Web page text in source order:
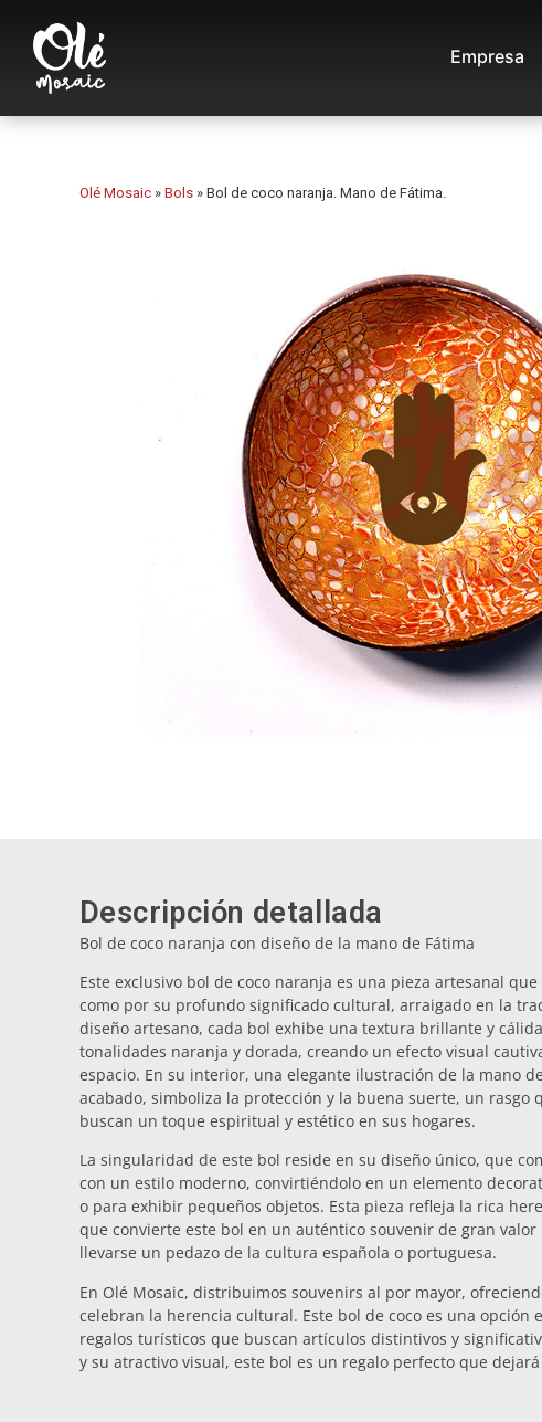
Empresa
Olé Mosaic » Bols » Bol de coco naranja. Mano de Fátima.
Descripción detallada
Bol de coco naranja con diseño de la mano de Fátima
Este exclusivo bol de coco naranja es una pieza artesanal
como por su profundo significado cultural, arraigado en la
diseño artesano, cada bol exhibe una textura brillante y
tonalidades naranja y dorada, creando un efecto visual
espacio. En su interior, una elegante ilustración de la mano
acabado, simboliza la protección y la buena suerte, un rasgo
buscan un toque espiritual y estético en sus hogares.
La singularidad de este bol reside en su diseño único, que
con un estilo moderno, convirtiéndolo en un elemento
o para exhibir pequeños objetos. Esta pieza refleja la rica
que convierte este bol en un auténtico souvenir de gran
llevarse un pedazo de la cultura española o portuguesa.
En Olé Mosaic, distribuimos souvenirs al por mayor,
celebran la herencia cultural. Este bol de coco es una opción
regalos turísticos que buscan artículos distintivos y
y su atractivo visual, este bol es un regalo perfecto que